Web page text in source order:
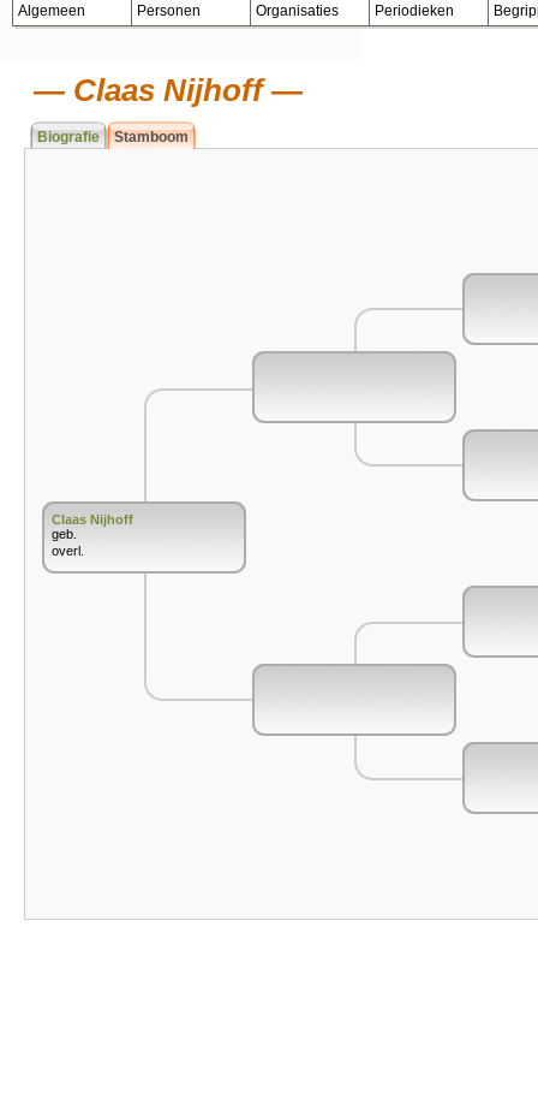
Algemeen Personen Organisaties Periodieken
Claas Nijhoff
Biografie Stamboom
Claas Nijhoff
geb.
overl.